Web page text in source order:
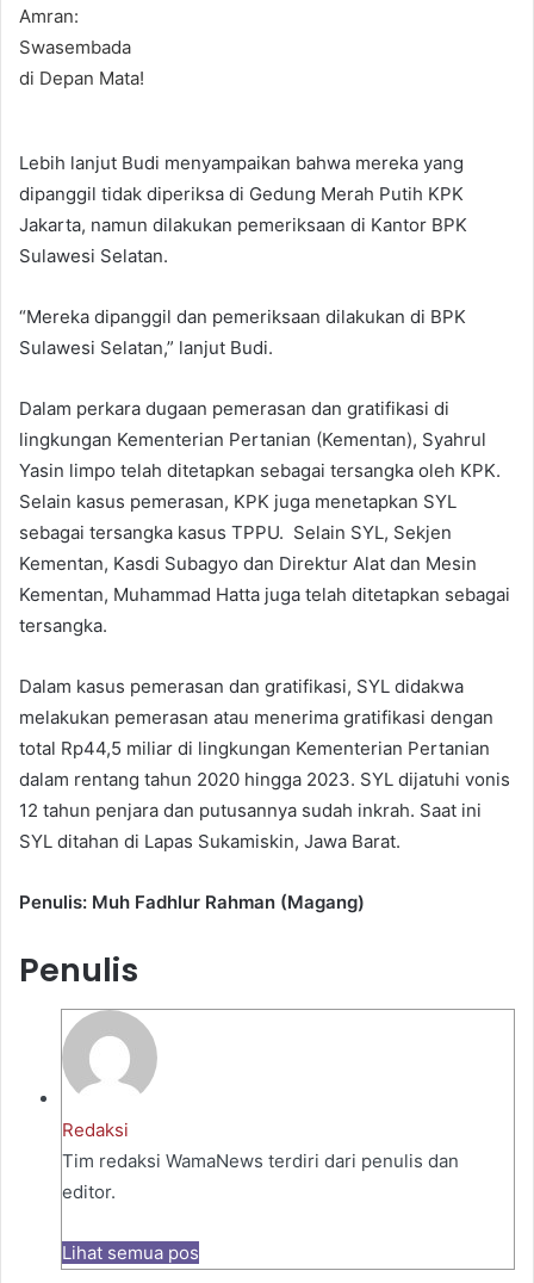
‎Lebih lanjut Budi menyampaikan bahwa mereka yang
dipanggil tidak diperiksa di Gedung Merah Putih KPK
Jakarta, namun dilakukan pemeriksaan di Kantor BPK
Sulawesi Selatan.
“Mereka dipanggil dan pemeriksaan dilakukan di BPK
Sulawesi Selatan,” lanjut Budi.
‎Dalam perkara dugaan pemerasan dan gratifikasi di
lingkungan Kementerian Pertanian (Kementan), Syahrul
Yasin limpo telah ditetapkan sebagai tersangka oleh KPK.
Selain kasus pemerasan, KPK juga menetapkan SYL
sebagai tersangka kasus TPPU. Selain SYL, Sekjen
Kementan, Kasdi Subagyo dan Direktur Alat dan Mesin
Kementan, Muhammad Hatta juga telah ditetapkan sebagai
tersangka.
Dalam kasus pemerasan dan gratifikasi, ‎SYL didakwa
melakukan pemerasan atau menerima gratifikasi dengan
total Rp44,5 miliar di lingkungan Kementerian Pertanian
dalam rentang tahun 2020 hingga 2023. SYL dijatuhi vonis
12 tahun penjara dan putusannya sudah inkrah. Saat ini
SYL ditahan di Lapas Sukamiskin, Jawa Barat.
Penulis: Muh Fadhlur Rahman (Magang)
Penulis
Redaksi
Tim redaksi WamaNews terdiri dari penulis dan
editor.
Lihat semua pos